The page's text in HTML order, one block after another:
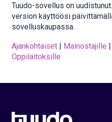
Tuudo-sovellus on
version käyttöösi
sovelluskaupassa.
Ajankohtaiset | Mainostajille |
Oppilaitoksille